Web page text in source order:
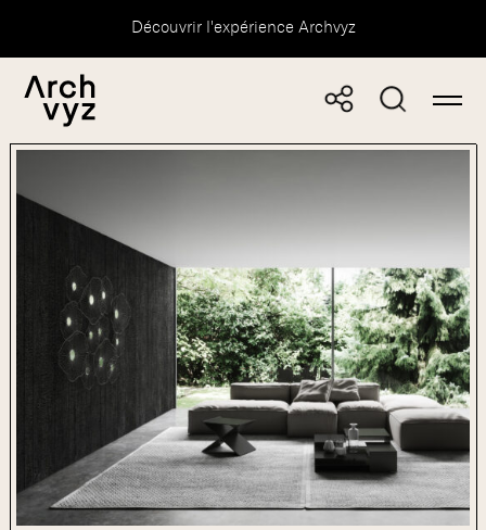
Découvrir l'expérience Archvyz